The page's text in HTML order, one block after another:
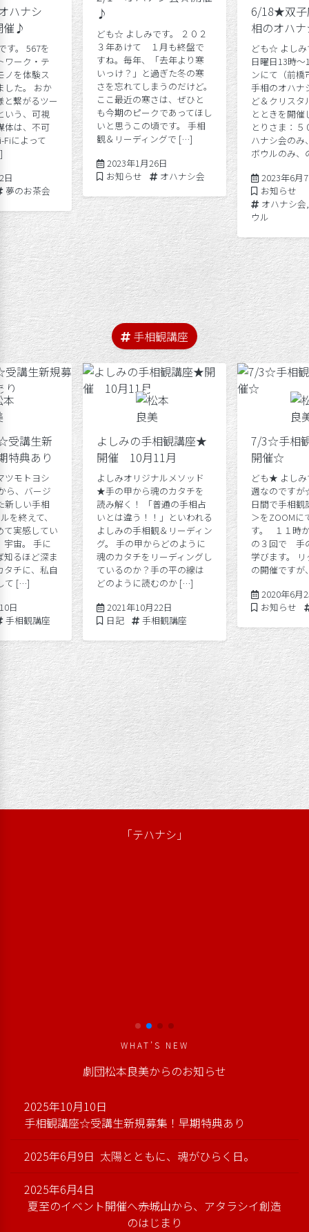
ハナシ
♪
す。 567を
ワーク・テ
ノを体験ス
した。 おか
と繋がるツー
いう、可視
体は、不可
Fiによって
日 2020年6月15日
Tags:
夢のお茶会
♪
ども☆ よしみです。 ２０２
３年あけて １月も終盤で
すね。毎年、「去年より寒
いっけ？」と過ぎた冬の寒
さを忘れてしまうのだけど。
ここ最近の寒さは、ぜひと
も今期のピークであってほし
いと思うこの頃です。 手相
観＆リーディングで […]
2023年1月26日
Posted in
お知らせ Tags:
オハナシ会
6/18★双子
相のオハ
ども☆ よし
日曜日13時
ンにて（前橋
手相のオハナ
ど＆クリスタ
とときを開
とりさま：
ハナシ会のみ
ボウルのみ
2023年6月
Posted in
お知らせ
Tags:
オハナシ会
ウル
手相観講座
受講生新
特典あり
ツモトヨシ
ら、バージ
新しい手相
を終えて、
て実感してい
宇宙。 手に
知るほど深ま
タチに、私自
て […]
日 2025年10月10日
Tags:
手相観講座
よしみの手相観講座★
開催 10月11月
よしみオリジナルメソッド
★手の甲から魂のカタチを
読み解く！ 「普通の手相占
いとは違う！！」といわれる
よしみの手相観＆リーディン
グ。 手の甲からどのように
魂のカタチをリーディングし
ているのか？手の平の線は
どのように読むのか […]
2021年10月22日 2023年6月7日
Posted in
日記 Tags:
手相観講座
7/3☆手相
開催☆
ども★ よしみ
週なのです
日間で手相観
＞をZOOM
す。 １１時
の３回で 手
学びます。
の開催です
2020年6月
Posted in
お知らせ
平成版「劇団松本良美」
WHAT’S NEW
劇団松本良美からのお知らせ
2025年10月10日
手相観講座☆受講生新規募集！早期特典あり
2025年6月9日 太陽とともに、魂がひらく日。
2025年6月4日
夏至のイベント開催へ――赤城山から、アタラシイ創造
のはじまり